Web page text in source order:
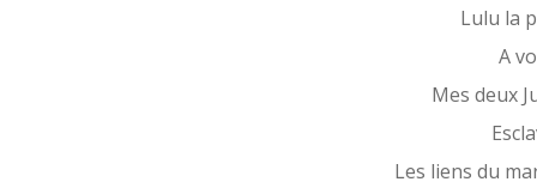
Lulu la
A
Mes deux
Les liens du